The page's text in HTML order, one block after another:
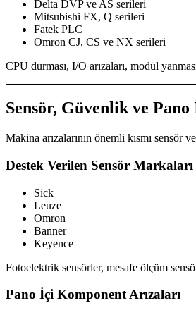
Delta DVP ve AS serileri
Mitsubishi FX, Q serileri
Fatek PLC
Omron CJ, CS ve NX serileri
CPU durması, I/O arızaları, modül
Sensör, Güvenlik ve
Makina arızalarının önemli kısmı
Destek Verilen Sensör Markaları
Sick
Leuze
Omron
Banner
Keyence
Fotoelektrik sensörler, mesafe ölçüm
Pano İçi Komponent Arızaları